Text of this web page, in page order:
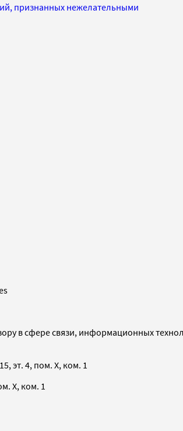
признанных нежелательными
в сфере связи, информационных
эт. 4, пом. X, ком. 1
X, ком. 1